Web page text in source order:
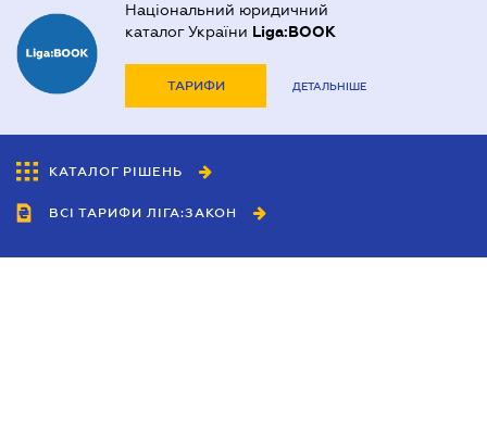
Національний юридичний
каталог України Liga:BOOK
ТАРИФИ ДЕТАЛЬНІШЕ
КАТАЛОГ РІШЕНЬ
ВСІ ТАРИФИ ЛІГА:ЗАКОН